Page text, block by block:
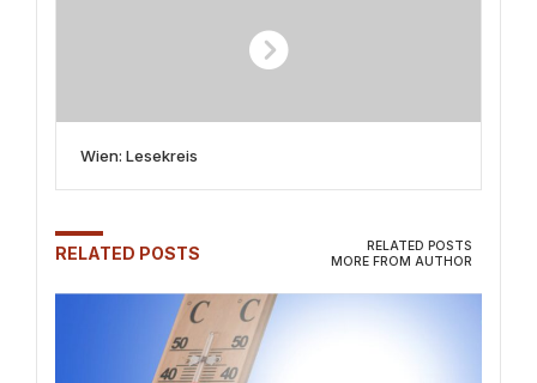
Wien: Lesekreis
RELATED POSTS
RELATED POSTS
MORE FROM AUTHOR